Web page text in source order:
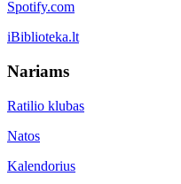
Spotify.com
iBiblioteka.lt
Nariams
Ratilio klubas
Natos
Kalendorius